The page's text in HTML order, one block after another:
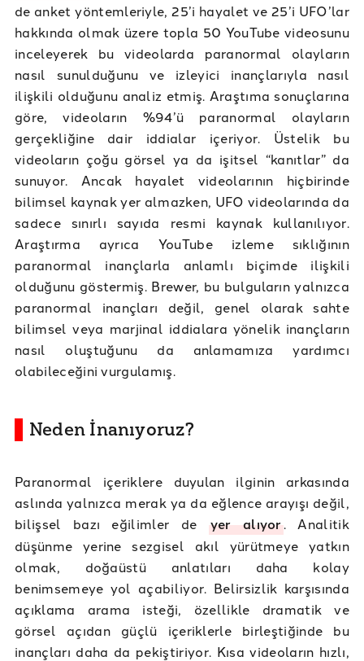
de anket yöntemleriyle, 25’i hayalet ve 25’i UFO’lar
hakkında olmak üzere topla 50 YouTube videosunu
inceleyerek bu videolarda paranormal olayların
nasıl sunulduğunu ve izleyici inançlarıyla nasıl
ilişkili olduğunu analiz etmiş. Araştıma sonuçlarına
göre, videoların %94’ü paranormal olayların
gerçekliğine dair iddialar içeriyor. Üstelik bu
videoların çoğu görsel ya da işitsel “kanıtlar” da
sunuyor. Ancak hayalet videolarının hiçbirinde
bilimsel kaynak yer almazken, UFO videolarında da
sadece sınırlı sayıda resmi kaynak kullanılıyor.
Araştırma ayrıca YouTube izleme sıklığının
paranormal inançlarla anlamlı biçimde ilişkili
olduğunu göstermiş. Brewer, bu bulguların yalnızca
paranormal inançları değil, genel olarak sahte
bilimsel veya marjinal iddialara yönelik inançların
nasıl oluştuğunu da anlamamıza yardımcı
olabileceğini vurgulamış.
Neden İnanıyoruz?
Paranormal içeriklere duyulan ilginin arkasında
aslında yalnızca merak ya da eğlence arayışı değil,
bilişsel bazı eğilimler de yer alıyor. Analitik
düşünme yerine sezgisel akıl yürütmeye yatkın
olmak, doğaüstü anlatıları daha kolay
benimsemeye yol açabiliyor. Belirsizlik karşısında
açıklama arama isteği, özellikle dramatik ve
görsel açıdan güçlü içeriklerle birleştiğinde bu
inançları daha da pekiştiriyor. Kısa videoların hızlı,